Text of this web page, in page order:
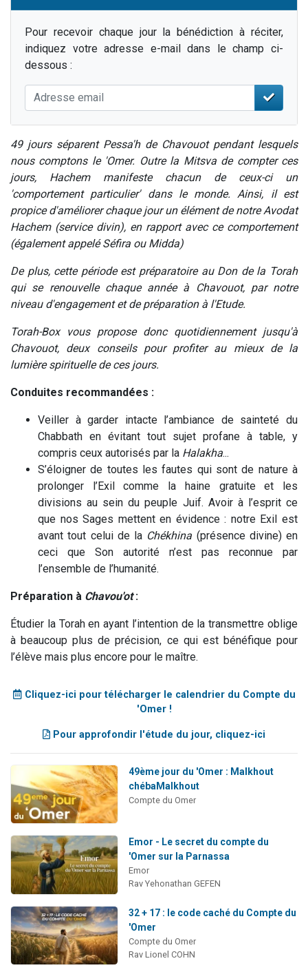
Pour recevoir chaque jour la bénédiction à réciter,
indiquez votre adresse e-mail dans le champ ci-
dessous :
49 jours séparent Pessa'h de Chavouot pendant lesquels
nous comptons le 'Omer. Outre la Mitsva de compter ces
jours, Hachem manifeste chacun de ceux-ci un
'comportement particulier' dans le monde. Ainsi, il est
propice d'améliorer chaque jour un élément de notre Avodat
Hachem (service divin), en rapport avec ce comportement
(également appelé Séfira ou Midda)
De plus, cette période est préparatoire au Don de la Torah
qui se renouvelle chaque année à Chavouot, par notre
niveau d'engagement et de préparation à l'Etude.
Torah-Box vous propose donc quotidiennement jusqu'à
Chavouot, deux conseils pour profiter au mieux de la
lumière spirituelle de ces jours.
Conduites recommandées :
Veiller à garder intacte l’ambiance de sainteté du
Chabbath en évitant tout sujet profane à table, y
compris ceux autorisés par la Halakha...
S’éloigner de toutes les fautes qui sont de nature à
prolonger l’Exil comme la haine gratuite et les
divisions au sein du peuple Juif. Avoir à l’esprit ce
que nos Sages mettent en évidence : notre Exil est
avant tout celui de la Chékhina (présence divine) en
ceci que Son autorité n’est pas reconnue par
l’ensemble de l’humanité.
Préparation à Chavou'ot:
Étudier la Torah en ayant l’intention de la transmettre oblige
à beaucoup plus de précision, ce qui est bénéfique pour
l’élève mais plus encore pour le maître.
Cliquez-ici pour télécharger le calendrier du Compte du
'Omer !
Pour approfondir l'étude du jour, cliquez-ici
49ème jour du 'Omer : Malkhout
chébaMalkhout
Compte du Omer
Emor - Le secret du compte du
'Omer sur la Parnassa
Emor
Rav Yehonathan GEFEN
32 + 17 : le code caché du Compte du
'Omer
Compte du Omer
Rav Lionel COHN